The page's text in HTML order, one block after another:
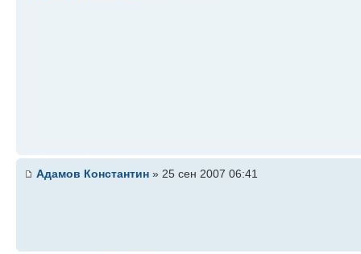
Адамов Константин » 25 сен 2007 06:41